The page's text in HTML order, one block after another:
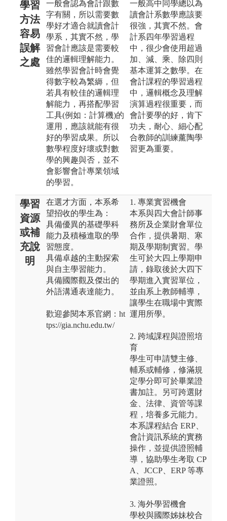
學習
方法
容易
誤解
之處
一般會認為會計跟數
字有關，所以需要數
學好才適合就讀會計
學系，其實不然，學
習會計應該是需要較
佳的邏輯理解能力。
雖然學習會計時會覺
得數字較為繁縟，但
若具有較佳的邏輯理
解能力，再搭配學習
工具(例如：計算機)的
運用，應該就能有很
好的學習成果。所以
數學程度好壞或對數
學的興趣與否，並不
會影響會計專業領域
的學習。
一般高中同學總以為
讀會計系數學應該要
很強，其實不然。會
計系四年學習過程
中，很少會使用超過
加、減、乘、除四則
基本運算之數學。在
會計課程的學習過程
中，邏輯概念及理解
演算過程很重要，而
會計要學的好，肯下
功夫，耐心、細心配
合教師的訓練薰陶學
習更為重要。
學習
資源
或補
充說
明
在選才方面，本系希
望招收的學生為：
具備優異的基礎學科
能力及積極進取的學
習態度。
具備卓越的主動探索
與自主學習能力。
具備國際觀及傑出的
外語溝通表達能力。
歡迎參閱本系官網：ht
tps://gia.nchu.edu.tw/
1. 專業實習機會
本系與四大會計師事
務所及企業財會單位
合作，提供暑期、寒
期及學期制實習。學
生可於大四上學期申
請，錄取後於大四下
學期進入實習單位，
並由系上教師輔導，
讓學生在職場中實際
運用所學。
2. 跨域課程與證照培
育
學生可申請雙主修、
輔系或輔修，修滿規
定學分即可於畢業證
書加註。另可跨選財
金、法律、資管等課
程，培養多元能力。
本系課程結合 ERP、
會計資訊系統的實務
操作，並提供證照輔
導，協助學生考取 CP
A、JCCP、ERP 等專
業證照。
3. 海外學習機會
學校與國際姊妹校合